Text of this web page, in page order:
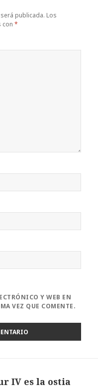
publicada. Los
con*
Y WEB EN
VEZ QUE COMENTE.
IV es la ostia